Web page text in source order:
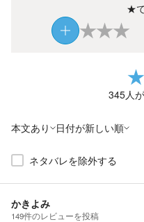
★
★★★
★
345人
本文あり 日付が新しい順
ネタバレを除外する
かきよみ
149件のレビューを投稿